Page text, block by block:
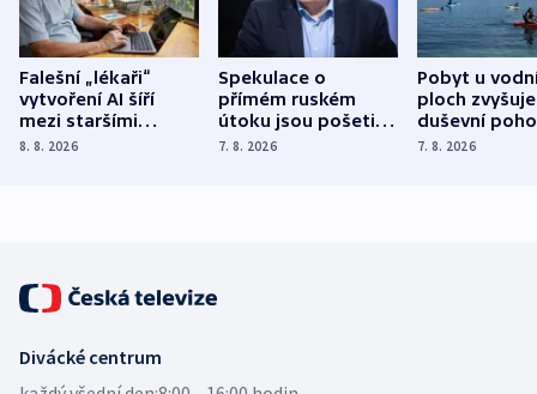
Falešní „lékaři“
vytvoření AI šíří
mezi staršími
Poláky nebezpečné
8. 8. 2026
Spekulace o
přímém ruském
útoku jsou pošetilé,
míní estonský
7. 8. 2026
Pobyt u
ploch zvyšuje
duševní
ukázala
7. 8. 2026
Divácké centrum